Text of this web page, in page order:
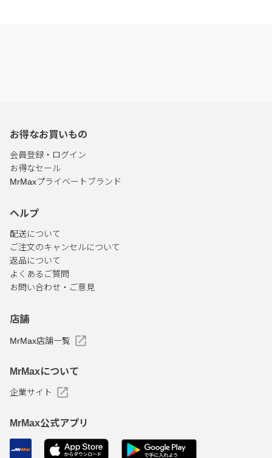
お得なお買いもの
会員登録・ログイン
お得なセール
MrMaxプライベートブランド
ヘルプ
配送について
ご注文のキャンセルについて
返品について
よくあるご質問
お問い合わせ・ご意見
店舗
MrMax店舗一覧
MrMaxについて
企業サイト
MrMax公式アプリ